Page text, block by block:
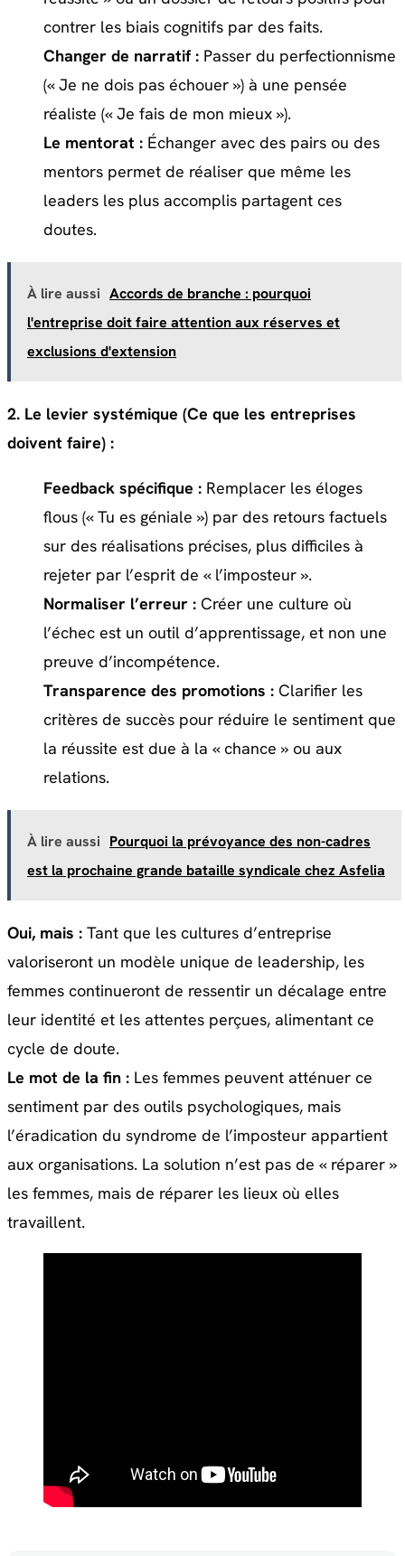
contrer les biais cognitifs par des faits.
Changer de narratif : Passer du perfectionnisme
(« Je ne dois pas échouer ») à une pensée
réaliste (« Je fais de mon mieux »).
Le mentorat : Échanger avec des pairs ou des
mentors permet de réaliser que même les
leaders les plus accomplis partagent ces
doutes.
À lire aussi Accords de branche : pourquoi
l'entreprise doit faire attention aux réserves et
exclusions d'extension
2. Le levier systémique (Ce que les entreprises
doivent faire) :
Feedback spécifique : Remplacer les éloges
flous (« Tu es géniale ») par des retours factuels
sur des réalisations précises, plus difficiles à
rejeter par l’esprit de « l’imposteur ».
Normaliser l’erreur : Créer une culture où
l’échec est un outil d’apprentissage, et non une
preuve d’incompétence.
Transparence des promotions : Clarifier les
critères de succès pour réduire le sentiment que
la réussite est due à la « chance » ou aux
relations.
À lire aussi Pourquoi la prévoyance des non-cadres
est la prochaine grande bataille syndicale chez Asfelia
Oui, mais : Tant que les cultures d’entreprise
valoriseront un modèle unique de leadership, les
femmes continueront de ressentir un décalage entre
leur identité et les attentes perçues, alimentant ce
cycle de doute.
Le mot de la fin : Les femmes peuvent atténuer ce
sentiment par des outils psychologiques, mais
l’éradication du syndrome de l’imposteur appartient
aux organisations. La solution n’est pas de « réparer »
les femmes, mais de réparer les lieux où elles
travaillent.